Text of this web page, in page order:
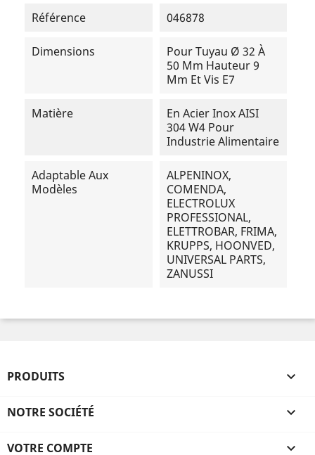
Référence 046878
Dimensions
Pour Tuyau Ø 32 À
50 Mm Hauteur 9
Mm Et Vis E7
Matière
En Acier Inox AISI
304 W4 Pour
Industrie Alimentaire
Adaptable Aux
Modèles
ALPENINOX,
COMENDA,
ELECTROLUX
PROFESSIONAL,
ELETTROBAR, FRIMA,
KRUPPS, HOONVED,
UNIVERSAL PARTS,
ZANUSSI
PRODUITS 
NOTRE SOCIÉTÉ 
VOTRE COMPTE 